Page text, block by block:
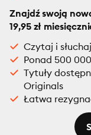
Znajdź swoją
19,95 zł
Czytaj i
Ponad 500
Tytuły
Originals
Łatwa